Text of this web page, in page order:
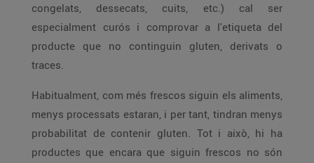
congelats, dessecats, cuits, etc.) cal ser
especialment curós i comprovar a l'etiqueta del
producte que no continguin gluten, derivats o
traces.
Habitualment, com més frescos siguin els aliments,
menys processats estaran, i per tant, tindran menys
probabilitat de contenir gluten. Tot i això, hi ha
productes que encara que siguin frescos no són